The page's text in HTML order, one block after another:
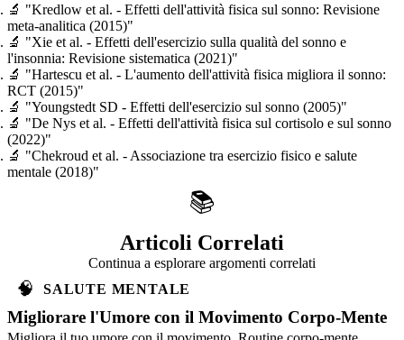
🔬 "Kredlow et al. - Effetti dell'attività fisica sul sonno: Revisione
meta-analitica (2015)"
🔬 "Xie et al. - Effetti dell'esercizio sulla qualità del sonno e
l'insonnia: Revisione sistematica (2021)"
🔬 "Hartescu et al. - L'aumento dell'attività fisica migliora il sonno:
RCT (2015)"
🔬 "Youngstedt SD - Effetti dell'esercizio sul sonno (2005)"
🔬 "De Nys et al. - Effetti dell'attività fisica sul cortisolo e sul sonno
(2022)"
🔬 "Chekroud et al. - Associazione tra esercizio fisico e salute
mentale (2018)"
📚
Articoli Correlati
Continua a esplorare argomenti correlati
🧠 SALUTE MENTALE
Migliorare l'Umore con il Movimento Corpo-Mente